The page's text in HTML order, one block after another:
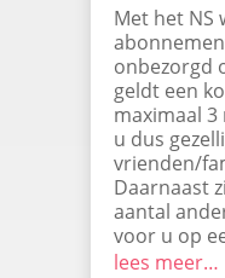
Met het NS
onbezorgd
geldt een
maximaal
u dus
vrienden/
Daarnaast
aantal
voor u op
lees meer…